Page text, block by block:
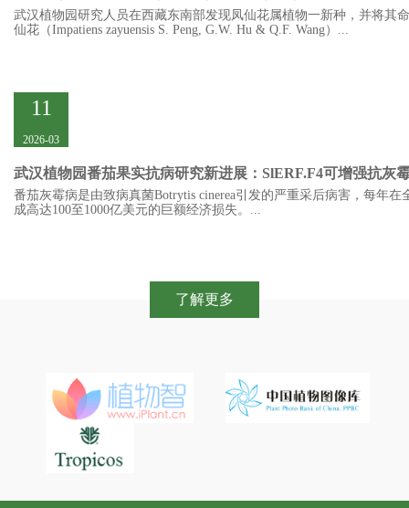
武汉植物园研究人员在西藏东南部发现凤仙花属植物一新种，并将其
仙花（Impatiens zayuensis S. Peng, G.W. Hu & Q.F. Wang）...
11
2026-03
武汉植物园番茄果实抗病研究新进展：SlERF.F4可增强抗灰霉病能力同时保障
番茄灰霉病是由致病真菌Botrytis cinerea引发的严重采后病害，每年在
成高达100至1000亿美元的巨额经济损失。...
了解更多